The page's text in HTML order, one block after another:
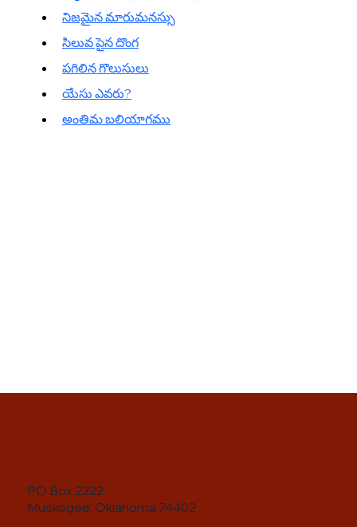
నిజమైన మారుమనస్సు
సిలువ పైన దొంగ
పగిలిన గొలుసులు
యేసు ఎవరు?
అంతిమ బలియాగము
PO Box 2222
Muskogee, Oklahoma 74402